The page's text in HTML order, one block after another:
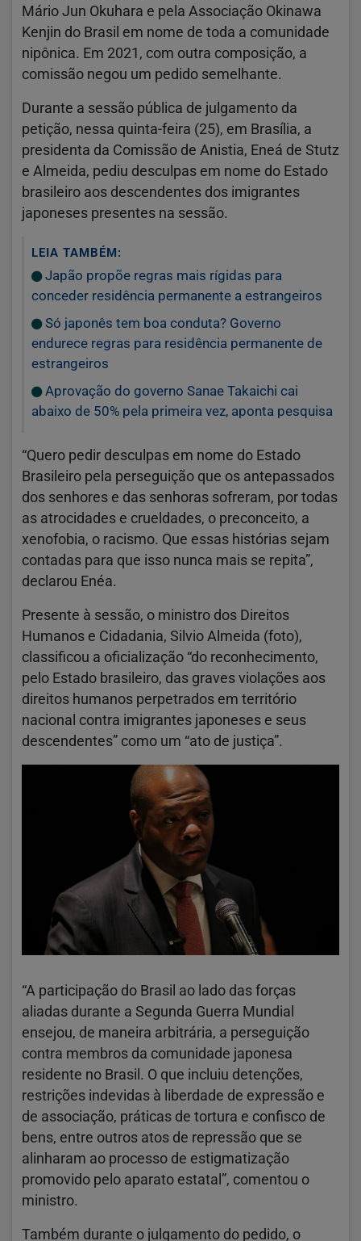
Mário Jun Okuhara e pela Associação Okinawa
Kenjin do Brasil em nome de toda a comunidade
nipônica. Em 2021, com outra composição, a
comissão negou um pedido semelhante.
Durante a sessão pública de julgamento da
petição, nessa quinta-feira (25), em Brasília, a
presidenta da Comissão de Anistia, Eneá de Stutz
e Almeida, pediu desculpas em nome do Estado
brasileiro aos descendentes dos imigrantes
japoneses presentes na sessão.
LEIA TAMBÉM:
Japão propõe regras mais rígidas para
conceder residência permanente a estrangeiros
Só japonês tem boa conduta? Governo
endurece regras para residência permanente de
estrangeiros
Aprovação do governo Sanae Takaichi cai
abaixo de 50% pela primeira vez, aponta pesquisa
“Quero pedir desculpas em nome do Estado
Brasileiro pela perseguição que os antepassados
dos senhores e das senhoras sofreram, por todas
as atrocidades e crueldades, o preconceito, a
xenofobia, o racismo. Que essas histórias sejam
contadas para que isso nunca mais se repita”,
declarou Enéa.
Presente à sessão, o ministro dos Direitos
Humanos e Cidadania, Silvio Almeida (foto),
classificou a oficialização “do reconhecimento,
pelo Estado brasileiro, das graves violações aos
direitos humanos perpetrados em território
nacional contra imigrantes japoneses e seus
descendentes” como um “ato de justiça”.
“A participação do Brasil ao lado das forças
aliadas durante a Segunda Guerra Mundial
ensejou, de maneira arbitrária, a perseguição
contra membros da comunidade japonesa
residente no Brasil. O que incluiu detenções,
restrições indevidas à liberdade de expressão e
de associação, práticas de tortura e confisco de
bens, entre outros atos de repressão que se
alinharam ao processo de estigmatização
promovido pelo aparato estatal”, comentou o
ministro.
Também durante o julgamento do pedido, o